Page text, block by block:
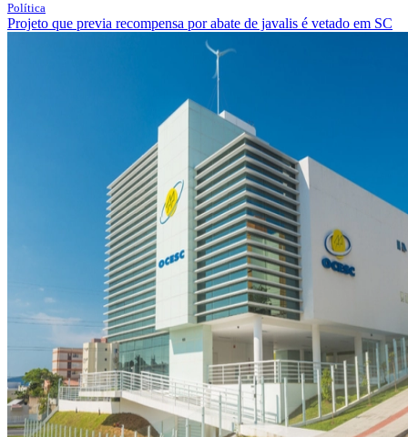
Política
Projeto que previa recompensa por abate de javalis é vetado em SC